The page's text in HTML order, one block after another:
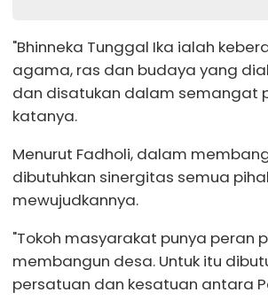
"Bhinneka Tunggal Ika ialah
agama, ras dan budaya yang
dan disatukan dalam semangat
katanya.
Menurut Fadholi, dalam
dibutuhkan sinergitas semua
mewujudkannya.
"Tokoh masyarakat punya peran
membangun desa. Untuk itu
persatuan dan kesatuan antara